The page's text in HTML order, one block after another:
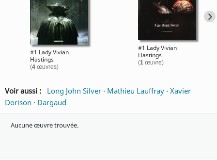
#1 Lady Vivian
Hastings
(4œuvres)
#1 Lady Vivian
Hastings
(1 œuvre)
Voir aussi : Long John Silver · Mathieu Lauffray · Xavier
Dorison · Dargaud
Aucune œuvre trouvée.